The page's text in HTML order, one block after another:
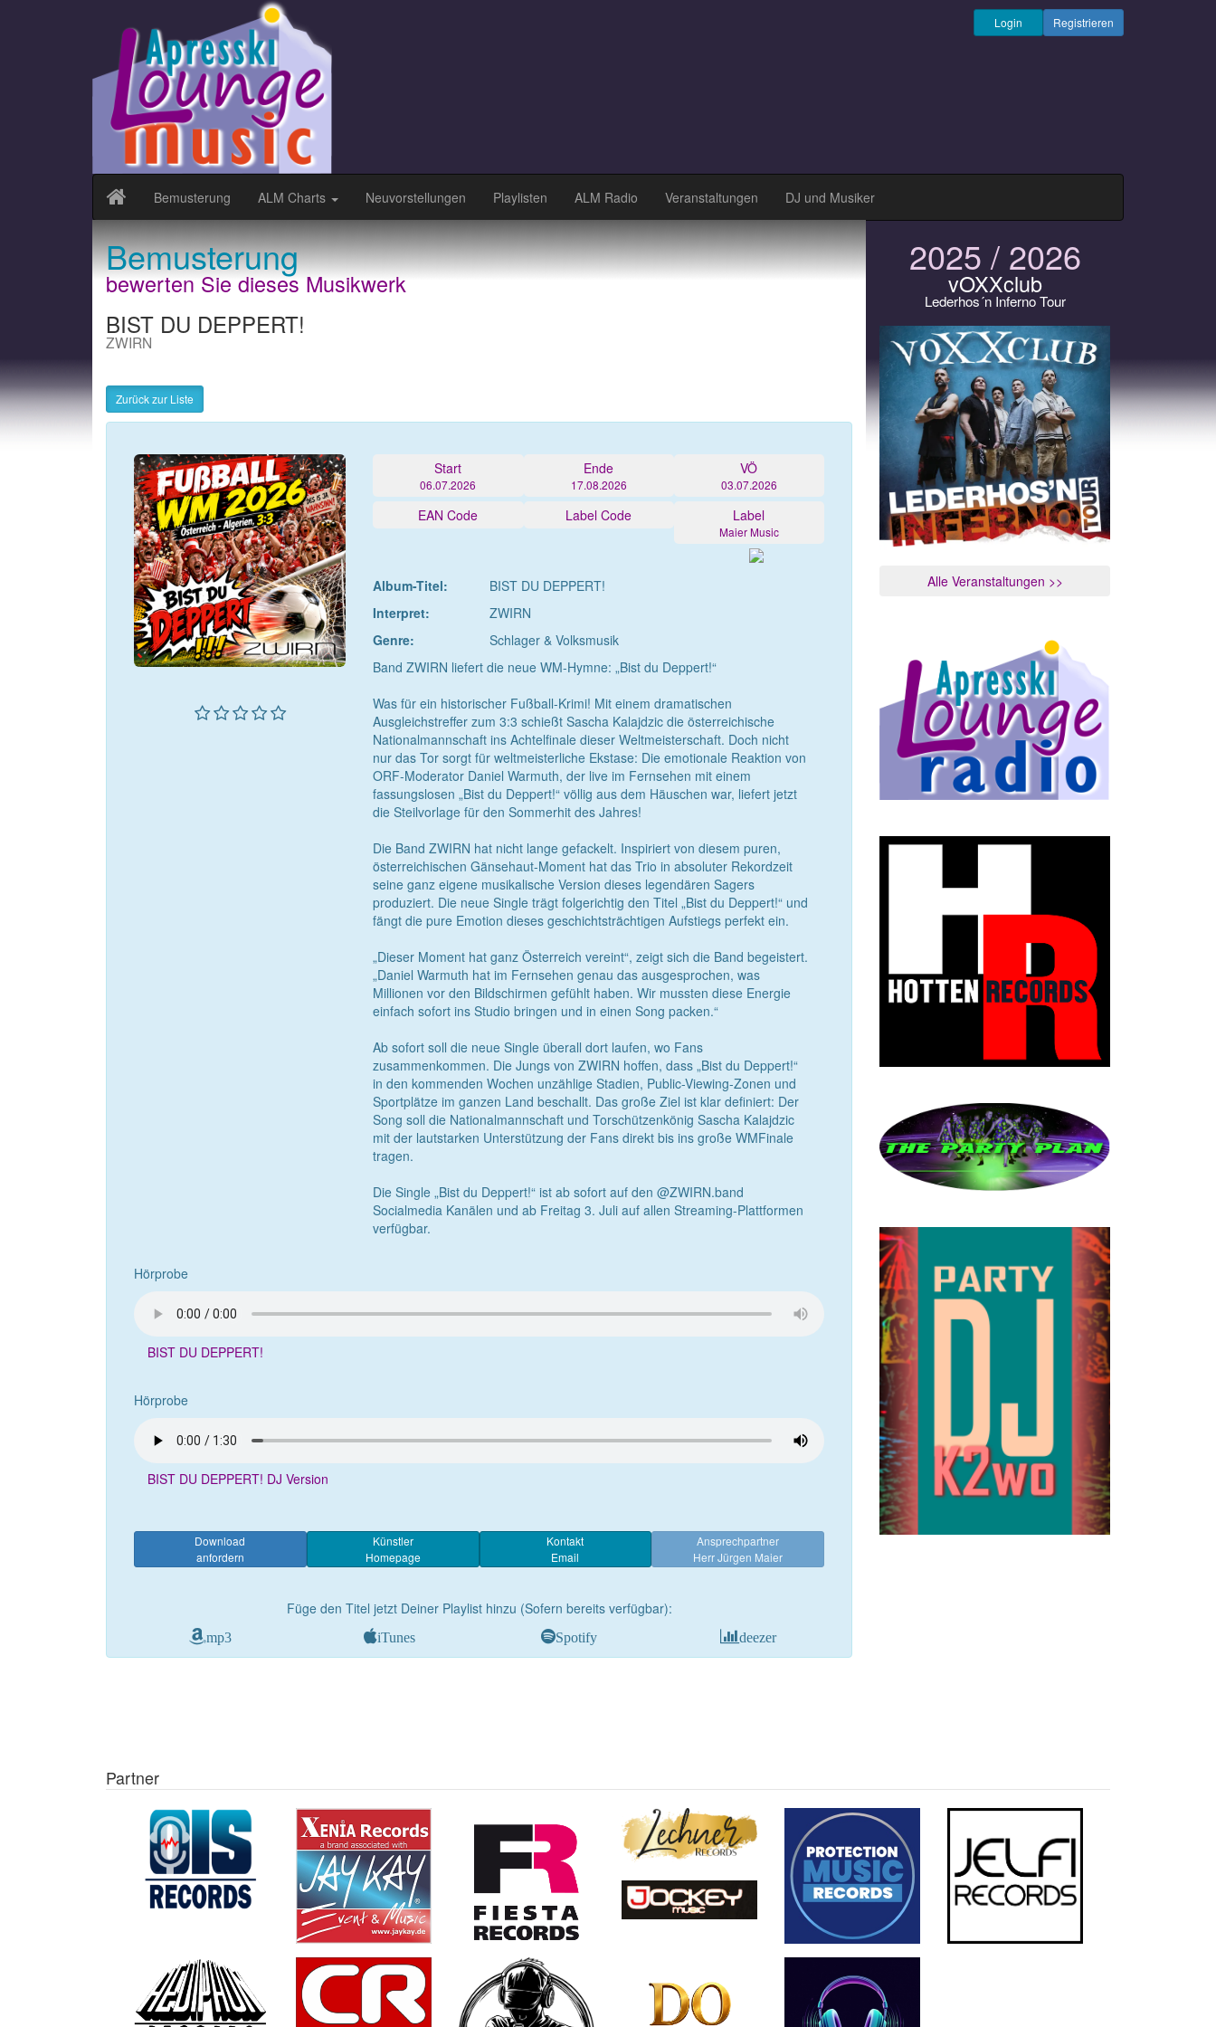
Registrieren
Login
Bemusterung ALM Charts Neuvorstellungen Playlisten ALM Radio Veranstaltungen DJ und Musiker
Bemusterung
bewerten Sie dieses Musikwerk
BIST DU DEPPERT!
ZWIRN
Zurück zur Liste
Start
06.07.2026
Ende
17.08.2026
VÖ
03.07.2026
EAN Code Label Code Label
Maier Music
Album-Titel:
BIST DU DEPPERT!
Interpret:
ZWIRN
Genre:
Schlager & Volksmusik
Band ZWIRN liefert die neue WM-Hymne: „Bist du Deppert!“
Was für ein historischer Fußball-Krimi! Mit einem dramatischen
Ausgleichstreffer zum 3:3 schießt Sascha Kalajdzic die österreichische
Nationalmannschaft ins Achtelfinale dieser Weltmeisterschaft. Doch nicht
nur das Tor sorgt für weltmeisterliche Ekstase: Die emotionale Reaktion von
ORF-Moderator Daniel Warmuth, der live im Fernsehen mit einem
fassungslosen „Bist du Deppert!“ völlig aus dem Häuschen war, liefert jetzt
die Steilvorlage für den Sommerhit des Jahres!
Die Band ZWIRN hat nicht lange gefackelt. Inspiriert von diesem puren,
österreichischen Gänsehaut-Moment hat das Trio in absoluter Rekordzeit
seine ganz eigene musikalische Version dieses legendären Sagers
produziert. Die neue Single trägt folgerichtig den Titel „Bist du Deppert!“ und
fängt die pure Emotion dieses geschichtsträchtigen Aufstiegs perfekt ein.
„Dieser Moment hat ganz Österreich vereint“, zeigt sich die Band begeistert.
„Daniel Warmuth hat im Fernsehen genau das ausgesprochen, was
Millionen vor den Bildschirmen gefühlt haben. Wir mussten diese Energie
einfach sofort ins Studio bringen und in einen Song packen.“
Ab sofort soll die neue Single überall dort laufen, wo Fans
zusammenkommen. Die Jungs von ZWIRN hoffen, dass „Bist du Deppert!“
in den kommenden Wochen unzählige Stadien, Public-Viewing-Zonen und
Sportplätze im ganzen Land beschallt. Das große Ziel ist klar definiert: Der
Song soll die Nationalmannschaft und Torschützenkönig Sascha Kalajdzic
mit der lautstarken Unterstützung der Fans direkt bis ins große WMFinale
tragen.
Die Single „Bist du Deppert!“ ist ab sofort auf den @ZWIRN.band
Socialmedia Kanälen und ab Freitag 3. Juli auf allen Streaming-Plattformen
verfügbar.
Hörprobe
BIST DU DEPPERT!
Hörprobe
BIST DU DEPPERT! DJ Version
Download
anfordern
Künstler
Homepage
Kontakt
Email
Ansprechpartner
Herr Jürgen Maier
Füge den Titel jetzt Deiner Playlist hinzu (Sofern bereits verfügbar):
mp3 iTunes Spotify deezer
2025 / 2026
vOXXclub
Lederhos´n Inferno Tour
Alle Veranstaltungen >>
Partner